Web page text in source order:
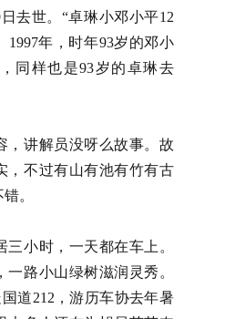
去世。“卓琳小邓小平12
1997年，时年93岁的邓小
同样也是93岁的卓琳去
，讲解员没呀么故事。故
，不过有山有池有竹有古
不错。
三小时，一天都在车上。
一路小山绿树滋润灵秀。
道212，游历车协去年暑